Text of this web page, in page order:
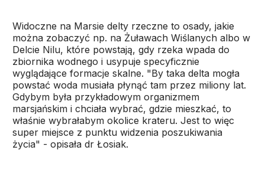
Widoczne na Marsie delty rzeczne to osady, jakie
można zobaczyć np. na Żuławach Wiślanych albo w
Delcie Nilu, które powstają, gdy rzeka wpada do
zbiornika wodnego i usypuje specyficznie
wyglądające formacje skalne. "By taka delta mogła
powstać woda musiała płynąć tam przez miliony lat.
Gdybym była przykładowym organizmem
marsjańskim i chciała wybrać, gdzie mieszkać, to
właśnie wybrałabym okolice krateru. Jest to więc
super miejsce z punktu widzenia poszukiwania
życia" - opisała dr Łosiak.